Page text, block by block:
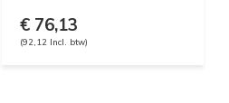
€ 76,13
(92,12 Incl. btw)